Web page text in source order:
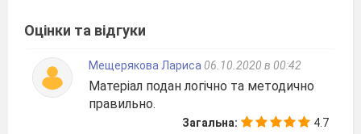
допомогою циркуля.
Оцінки та відгуки
Мещерякова Лариса 06.10.2020 в 00:42
Матеріал подан логічно та методично
правильно.
Загальна:
4.7